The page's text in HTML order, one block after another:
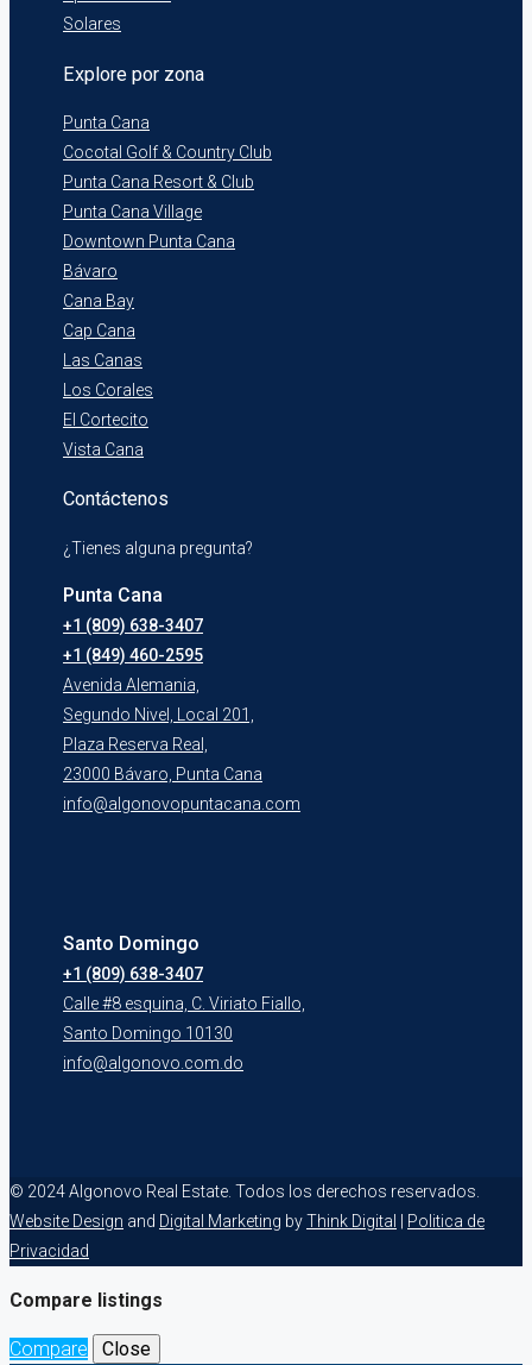
Solares
Explore por zona
Punta Cana
Cocotal Golf & Country Club
Punta Cana Resort & Club
Punta Cana Village
Downtown Punta Cana
Bávaro
Cana Bay
Cap Cana
Las Canas
Los Corales
El Cortecito
Vista Cana
Contáctenos
¿Tienes alguna pregunta?
Punta Cana
+1 (809) 638-3407
+1 (849) 460-2595
Avenida Alemania,
Segundo Nivel, Local 201,
Plaza Reserva Real,
23000 Bávaro, Punta Cana
info@algonovopuntacana.com
Santo Domingo
+1 (809) 638-3407
Calle #8 esquina, C. Viriato Fiallo,
Santo Domingo 10130
info@algonovo.com.do
© 2024 Algonovo Real Estate. Todos los derechos reservados.
Website Design and Digital Marketing byThink Digital
Politica de
Privacidad
Compare listings
Compare
Close